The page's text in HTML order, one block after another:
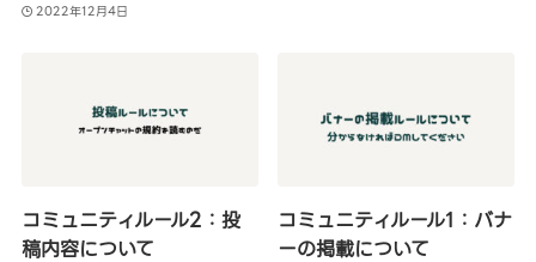
2022年12月4日
コミュニティルール2：投
稿内容について
コミュニティルール1：バナ
ーの掲載について